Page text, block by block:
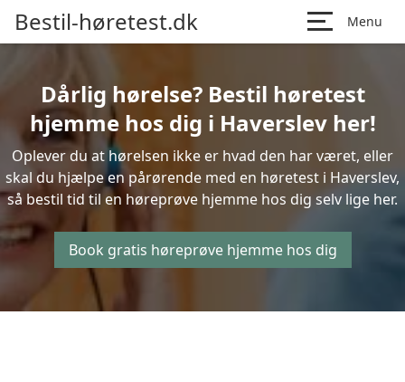
Bestil-høretest.dk Menu
Dårlig hørelse? Bestil høretest
hjemme hos dig i Haverslev her!
Oplever du at hørelsen ikke er hvad den har været, eller
skal du hjælpe en pårørende med en høretest i Haverslev,
så bestil tid til en høreprøve hjemme hos dig selv lige her.
Book gratis høreprøve hjemme hos dig